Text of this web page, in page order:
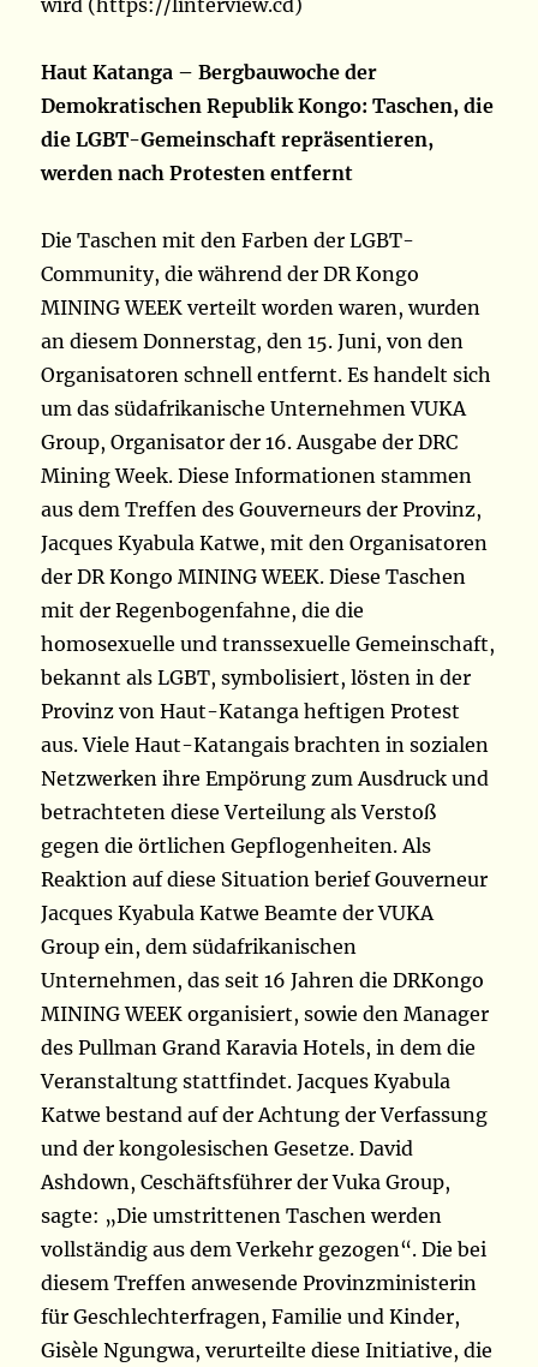
wird (https://linterview.cd)
Haut Katanga – Bergbauwoche der
Demokratischen Republik Kongo: Taschen, die
die LGBT-Gemeinschaft repräsentieren,
werden nach Protesten entfernt
Die Taschen mit den Farben der LGBT-
Community, die während der DR Kongo
MINING WEEK verteilt worden waren, wurden
an diesem Donnerstag, den 15. Juni, von den
Organisatoren schnell entfernt. Es handelt sich
um das südafrikanische Unternehmen VUKA
Group, Organisator der 16. Ausgabe der DRC
Mining Week. Diese Informationen stammen
aus dem Treffen des Gouverneurs der Provinz,
Jacques Kyabula Katwe, mit den Organisatoren
der DR Kongo MINING WEEK. Diese Taschen
mit der Regenbogenfahne, die die
homosexuelle und transsexuelle Gemeinschaft,
bekannt als LGBT, symbolisiert, lösten in der
Provinz von Haut-Katanga heftigen Protest
aus. Viele Haut-Katangais brachten in sozialen
Netzwerken ihre Empörung zum Ausdruck und
betrachteten diese Verteilung als Verstoß
gegen die örtlichen Gepflogenheiten. Als
Reaktion auf diese Situation berief Gouverneur
Jacques Kyabula Katwe Beamte der VUKA
Group ein, dem südafrikanischen
Unternehmen, das seit 16 Jahren die DRKongo
MINING WEEK organisiert, sowie den Manager
des Pullman Grand Karavia Hotels, in dem die
Veranstaltung stattfindet. Jacques Kyabula
Katwe bestand auf der Achtung der Verfassung
und der kongolesischen Gesetze. David
Ashdown, Ceschäftsführer der Vuka Group,
sagte: „Die umstrittenen Taschen werden
vollständig aus dem Verkehr gezogen“. Die bei
diesem Treffen anwesende Provinzministerin
für Geschlechterfragen, Familie und Kinder,
Gisèle Ngungwa, verurteilte diese Initiative, die